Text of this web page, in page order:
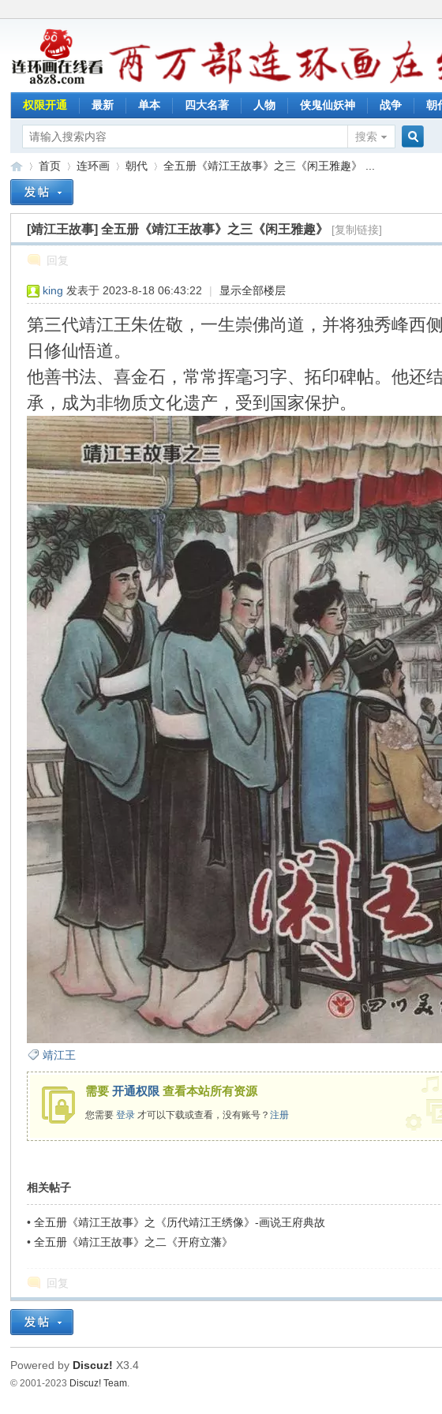
权限开通 最新 单本 四大名著 人物 侠鬼仙妖神 战争 朝
搜索
»
首页
›
连环画
›
朝代
›
全五册《靖江王故事》之三《闲王雅趣》 ...
[靖江王故事]全五册《靖江王故事》之三《闲王雅趣》 [复制链接]
回复
king 发表于 2023-8-18 06:43:22 | 显示全部楼层
第三代靖江王朱佐敬，一生崇佛尚道，并将独秀峰西
日修仙悟道。
他善书法、喜金石，常常挥毫习字、拓印碑帖。他还
承，成为非物质文化遗产，受到国家保护。
靖江王
需要开通权限 查看本站所有资源
您需要登录 才可以下载或查看，没有账号？注册
相关帖子
•全五册《靖江王故事》之《历代靖江王绣像》-画说王府典故
•全五册《靖江王故事》之二《开府立藩》
回复
Powered by Discuz! X3.4
© 2001-2023 Discuz! Team